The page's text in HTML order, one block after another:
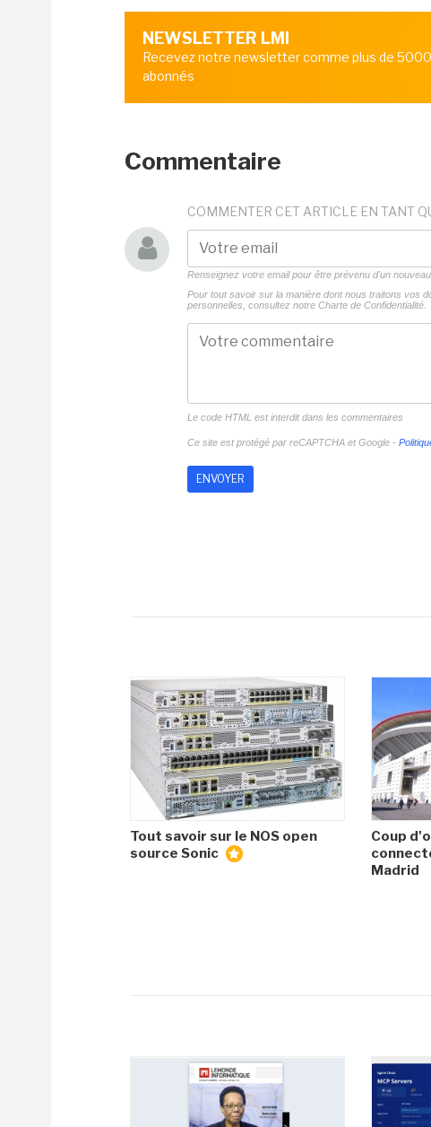
NEWSLETTER LMI
Recevez notre newsletter comme plus de
abonnés
Commentaire
COMMENTER CET ARTICLE EN TANT
Renseignez votre email pour être prévenu d'un
Pour tout savoir sur la manière dont nous traitons vos
personnelles, consultez notre Charte de Confidentialité.
Le code HTML est interdit dans les commentaires
Ce site est protégé par reCAPTCHA et Google -
Tout savoir sur le NOS open
source Sonic
Coup
Madrid